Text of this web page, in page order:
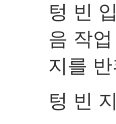
텅 빈
음 작
지를
텅 빈